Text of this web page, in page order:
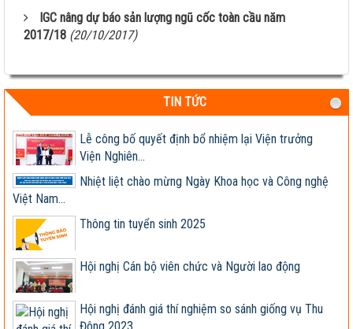
IGC nâng dự báo sản lượng ngũ cốc toàn cầu năm
2017/18 (20/10/2017)
TIN TỨC
Giúp nông dân sản xuất ngô sinh khối theo tư duy
thị trường
Sầm Sơn 20026 – Món quà tinh thần ý nghĩa !
Lễ công bố quyết định bổ nhiệm lại Viện trưởng
Viện Nghiên...
Nhiệt liệt chào mừng Ngày Khoa học và Công nghệ
Việt Nam...
Thông tin tuyển sinh 2025
Hội nghị Cán bộ viên chức và Người lao động
Hội nghị đánh giá thí nghiệm so sánh giống vụ Thu
Đông 2023